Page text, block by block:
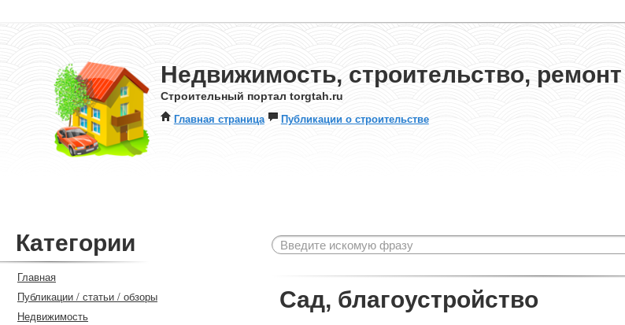
Недвижимость, строительство, ремонт
Строительный портал torgtah.ru
Главная страница Публикации о строительстве
Категории
Главная
Публикации / статьи / обзоры
Недвижимость
Сад, благоустройство